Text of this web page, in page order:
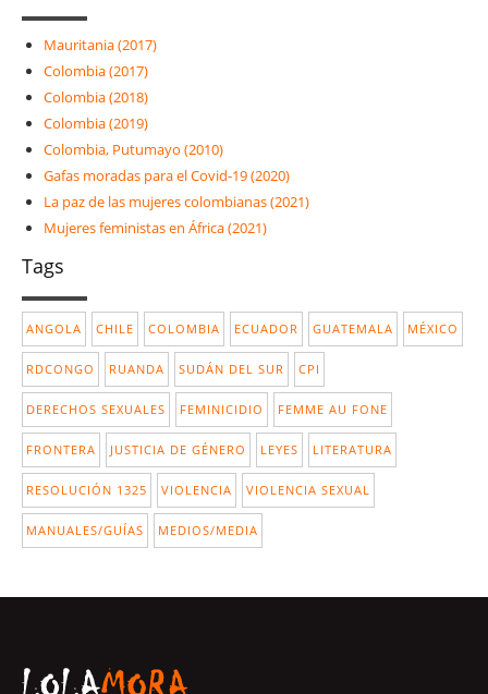
Mauritania (2017)
Colombia (2017)
Colombia (2018)
Colombia (2019)
Colombia, Putumayo (2010)
Gafas moradas para el Covid-19 (2020)
La paz de las mujeres colombianas (2021)
Mujeres feministas en África (2021)
Tags
ANGOLA CHILE COLOMBIA ECUADOR GUATEMALA MÉXICO
RDCONGO RUANDA SUDÁN DEL SUR CPI
DERECHOS SEXUALES FEMINICIDIO FEMME AU FONE
FRONTERA JUSTICIA DE GÉNERO LEYES LITERATURA
RESOLUCIÓN 1325 VIOLENCIA VIOLENCIA SEXUAL
MANUALES/GUÍAS MEDIOS/MEDIA